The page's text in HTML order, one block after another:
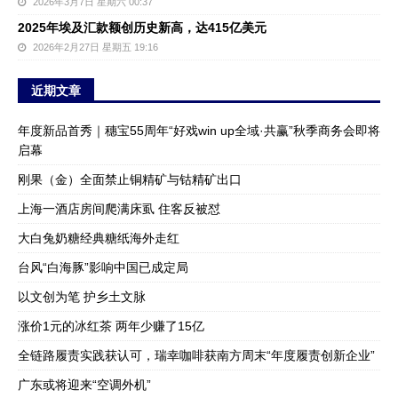
2025年埃及汇款额创历史新高，达415亿美元
2026年2月27日 星期五 19:16
近期文章
年度新品首秀｜穗宝55周年“好戏win up全域·共赢”秋季商务会即将
启幕
刚果（金）全面禁止铜精矿与钴精矿出口
上海一酒店房间爬满床虱 住客反被怼
大白兔奶糖经典糖纸海外走红
台风“白海豚”影响中国已成定局
以文创为笔 护乡土文脉
涨价1元的冰红茶 两年少赚了15亿
全链路履责实践获认可，瑞幸咖啡获南方周末“年度履责创新企业”
广东或将迎来“空调外机”